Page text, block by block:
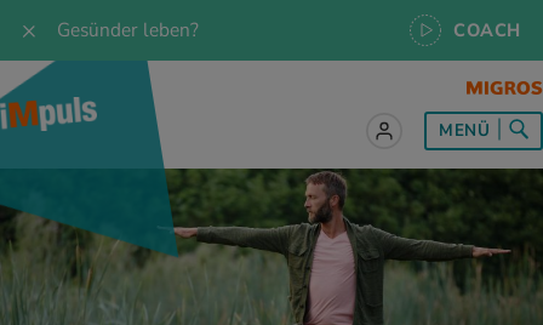
Gesünder leben? COACH
zum Thema Ernährung
zum Thema Bewegung
zum Thema Entspannung
im Alltag
zum Thema Medizin
zum Thema Services
MENÜ